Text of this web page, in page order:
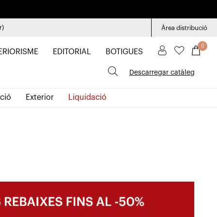
Àrea distribució
EDITORIAL BOTIGUES
0
Descarregar catàleg
Exterior Liquidació